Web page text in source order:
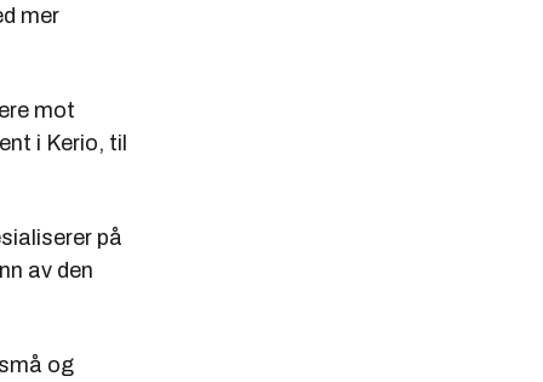
mer
mot
i Kerio, til
på
av den
og